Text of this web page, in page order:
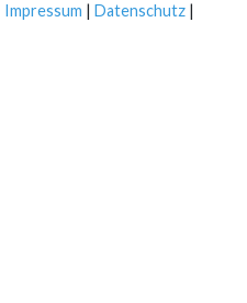
Impressum | Datenschutz |